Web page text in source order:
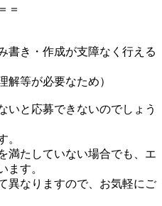
＝
書き・作成が支障なく行える
解等が必要なため）
と応募できないのでしょう
。
満たしていない場合でも、エ
ます。
異なりますので、お気軽にご